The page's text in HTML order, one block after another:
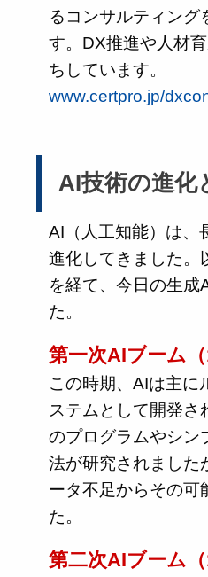
るコンサルティング
す。DX推進や人材
ちしています。
www.certpro.jp/
AI技術の進化
AI（人工知能）は、
進化してきました。
を経て、今日の生成
た。
第一次AIブーム（
この時期、AIは主に
ステムとして開発さ
のプログラムやシン
法が研究されました
ータ不足からその可
た。
第二次AIブーム（